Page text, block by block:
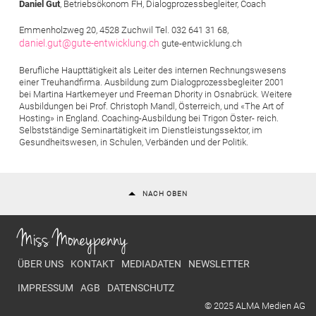
Daniel Gut, Betriebsökonom FH, Dialogprozessbegleiter, Coach
Emmenholzweg 20, 4528 Zuchwil Tel. 032 641 31 68,
daniel.gut@gute-entwicklung.ch gute-entwicklung.ch
Berufliche Haupttätigkeit als Leiter des internen Rechnungswesens
einer Treuhandfirma. Ausbildung zum Dialogprozessbegleiter 2001
bei Martina Hartkemeyer und Freeman Dhority in Osnabrück. Weitere
Ausbildungen bei Prof. Christoph Mandl, Österreich, und «The Art of
Hosting» in England. Coaching-Ausbildung bei Trigon Öster- reich.
Selbstständige Seminartätigkeit im Dienstleistungssektor, im
Gesundheitswesen, in Schulen, Verbänden und der Politik.
NACH OBEN
Miss Moneypenny
Footer menu
ÜBER UNS KONTAKT MEDIADATEN NEWSLETTER
IMPRESSUM AGB DATENSCHUTZ
© 2025 ALMA Medien AG